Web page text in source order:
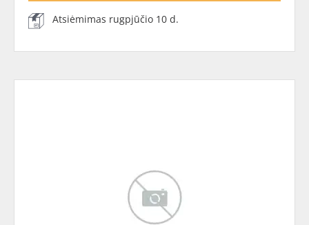
Atsiėmimas rugpjūčio 10 d.